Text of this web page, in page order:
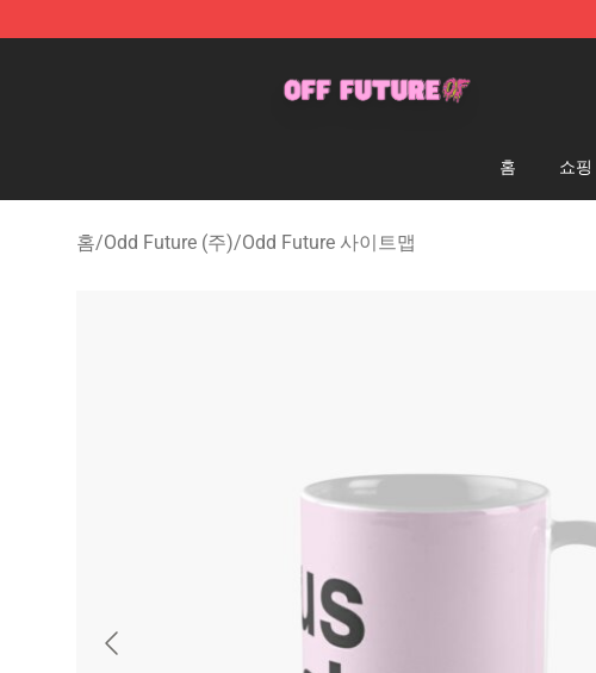
홈 쇼핑
홈/Odd Future (주)/Odd Future 사이트맵